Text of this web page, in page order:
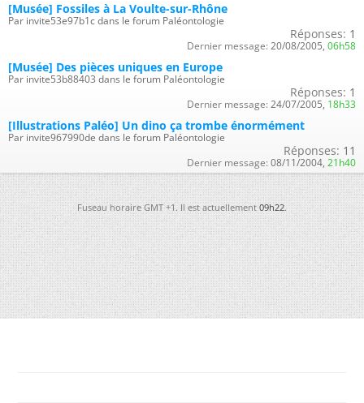
[Musée] Fossiles à La Voulte-sur-Rhône
Par invite53e97b1c dans le forum Paléontologie
Réponses: 1
Dernier message: 20/08/2005, 06h58
[Musée] Des pièces uniques en Europe
Par invite53b88403 dans le forum Paléontologie
Réponses: 1
Dernier message: 24/07/2005, 18h33
[Illustrations Paléo] Un dino ça trombe énormément
Par invite967990de dans le forum Paléontologie
Réponses: 11
Dernier message: 08/11/2004, 21h40
Fuseau horaire GMT +1. Il est actuellement09h22.